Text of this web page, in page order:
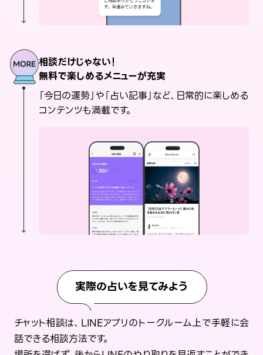
相談だけじゃない！
無料で楽しめるメニューが充実
「今日の運勢」や「占い記事」など、日常的に楽しめる
コンテンツも満載です。
実際の占いを見てみよう
チャット相談は、LINEアプリのトークルーム上で手軽に会
話できる相談方法です。